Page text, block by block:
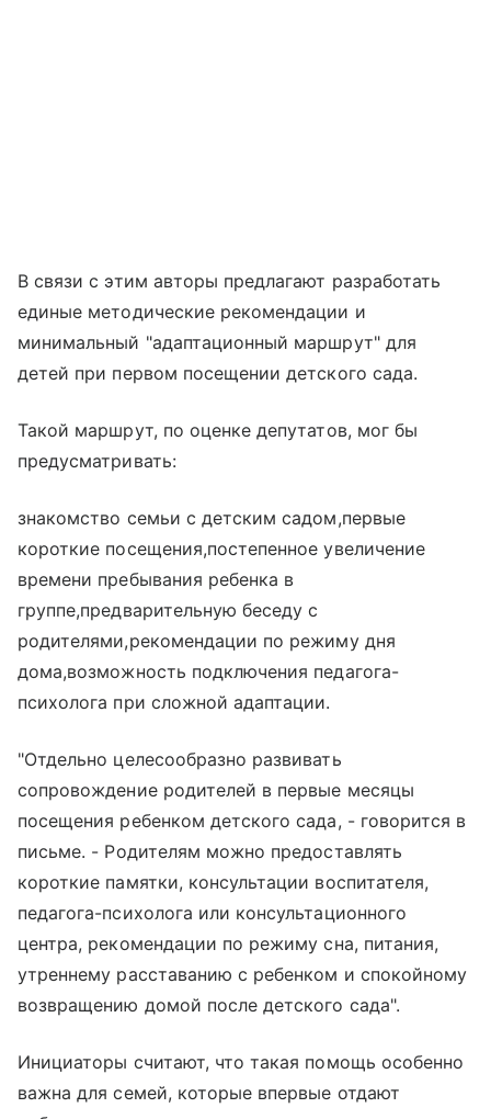
В связи с этим авторы предлагают разработать
единые методические рекомендации и
минимальный "адаптационный маршрут" для
детей при первом посещении детского сада.
Такой маршрут, по оценке депутатов, мог бы
предусматривать:
знакомство семьи с детским садом,первые
короткие посещения,постепенное увеличение
времени пребывания ребенка в
группе,предварительную беседу с
родителями,рекомендации по режиму дня
дома,возможность подключения педагога-
психолога при сложной адаптации.
"Отдельно целесообразно развивать
сопровождение родителей в первые месяцы
посещения ребенком детского сада, - говорится в
письме. - Родителям можно предоставлять
короткие памятки, консультации воспитателя,
педагога-психолога или консультационного
центра, рекомендации по режиму сна, питания,
утреннему расставанию с ребенком и спокойному
возвращению домой после детского сада".
Инициаторы считают, что такая помощь особенно
важна для семей, которые впервые отдают